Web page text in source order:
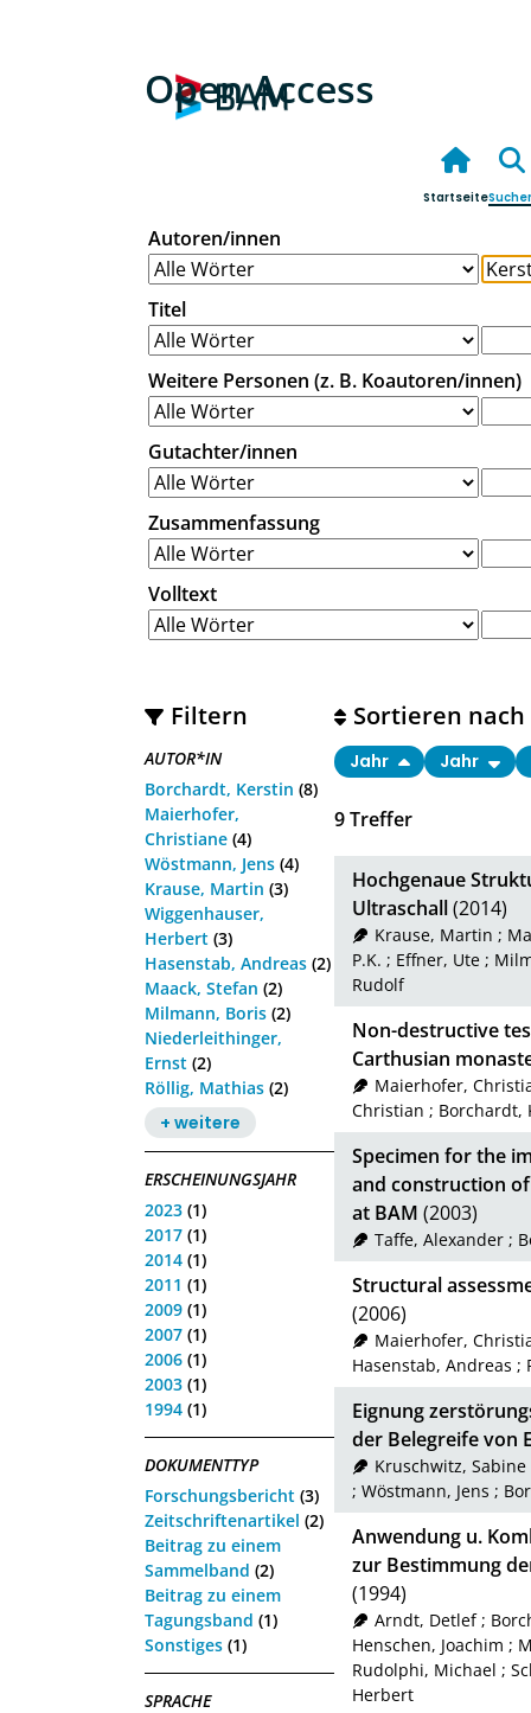
Open Access
Startseite
Autoren/innen
Titel
Weitere Personen (z. B. Koautoren/innen)
Gutachter/innen
Zusammenfassung
Volltext
Filtern
AUTOR*IN
Borchardt, Kerstin (8)
Maierhofer,
Christiane (4)
Wöstmann, Jens (4)
Krause, Martin (3)
Wiggenhauser,
Herbert (3)
Hasenstab, Andreas (2)
Maack, Stefan (2)
Milmann, Boris (2)
Niederleithinger,
Ernst (2)
Röllig, Mathias (2)
+ weitere
ERSCHEINUNGSJAHR
2023 (1)
2017 (1)
2014 (1)
2011 (1)
2009 (1)
2007 (1)
2006 (1)
2003 (1)
1994 (1)
DOKUMENTTYP
Forschungsbericht (3)
Zeitschriftenartikel (2)
Beitrag zu einem
Sammelband (2)
Beitrag zu einem
Tagungsband (1)
Sonstiges (1)
SPRACHE
9Treffer
Sortieren nach
Jahr Jahr
Hochgenaue
Ultraschall(2014)
Krause, Martin ;
P.K. ; Effner, Ute ;
Rudolf
Non-destructive
Carthusian
Maierhofer,
Christian ; Borchardt,
Specimen for the
and construction
at BAM (2003)
Taffe, Alexander;
Structural
(2006)
Maierhofer,
Hasenstab, Andreas ;
Eignung
der Belegreife von
Kruschwitz, Sabine
; Wöstmann, Jens ;
Anwendung u.
zur Bestimmung
(1994)
Arndt, Detlef;
Henschen, Joachim ;
Rudolphi, Michael ;
Herbert